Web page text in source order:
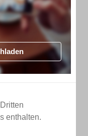
enthalten.